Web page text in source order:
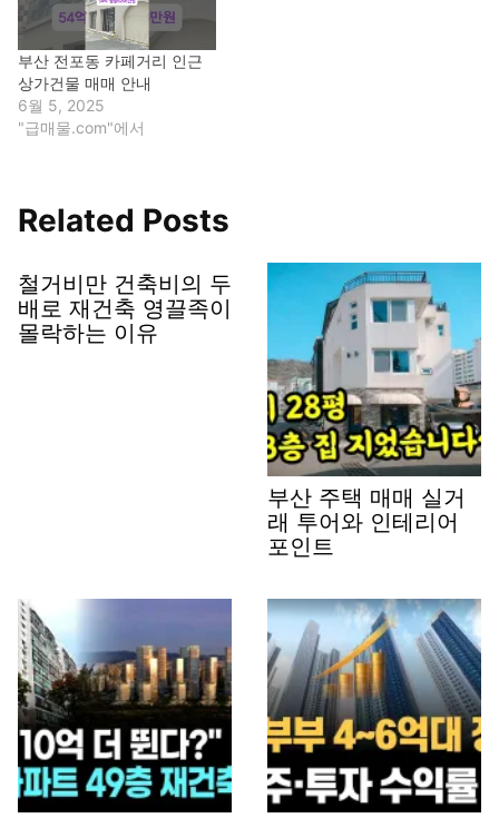
부산 전포동 카페거리 인근
상가건물 매매 안내
6월 5, 2025
"급매물.com"에서
Related Posts
철거비만 건축비의 두
배로 재건축 영끌족이
몰락하는 이유
부산 주택 매매 실거
래 투어와 인테리어
포인트